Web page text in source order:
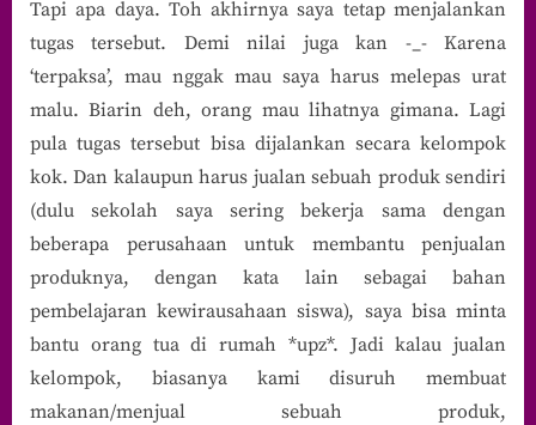
Tapi apa daya. Toh akhirnya saya tetap menjalankan
tugas tersebut. Demi nilai juga kan -_- Karena
‘terpaksa’, mau nggak mau saya harus melepas urat
malu. Biarin deh, orang mau lihatnya gimana. Lagi
pula tugas tersebut bisa dijalankan secara kelompok
kok. Dan kalaupun harus jualan sebuah produk sendiri
(dulu sekolah saya sering bekerja sama dengan
beberapa perusahaan untuk membantu penjualan
produknya, dengan kata lain sebagai bahan
pembelajaran kewirausahaan siswa), saya bisa minta
bantu orang tua di rumah *upz*. Jadi kalau jualan
kelompok, biasanya kami disuruh membuat
makanan/menjual sebuah produk,